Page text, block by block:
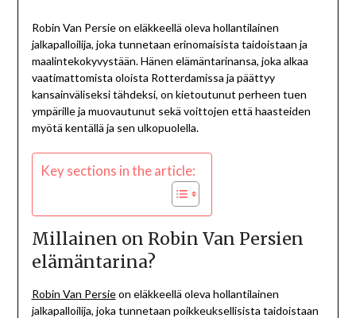
Robin Van Persie on eläkkeellä oleva hollantilainen
jalkapalloilija, joka tunnetaan erinomaisista taidoistaan ja
maalintekokyvystään. Hänen elämäntarinansa, joka alkaa
vaatimattomista oloista Rotterdamissa ja päättyy
kansainväliseksi tähdeksi, on kietoutunut perheen tuen
ympärille ja muovautunut sekä voittojen että haasteiden
myötä kentällä ja sen ulkopuolella.
Key sections in the article:
Millainen on Robin Van Persien
elämäntarina?
Robin Van Persieon eläkkeellä oleva hollantilainen
jalkapalloilija, joka tunnetaan poikkeuksellisista taidoistaan